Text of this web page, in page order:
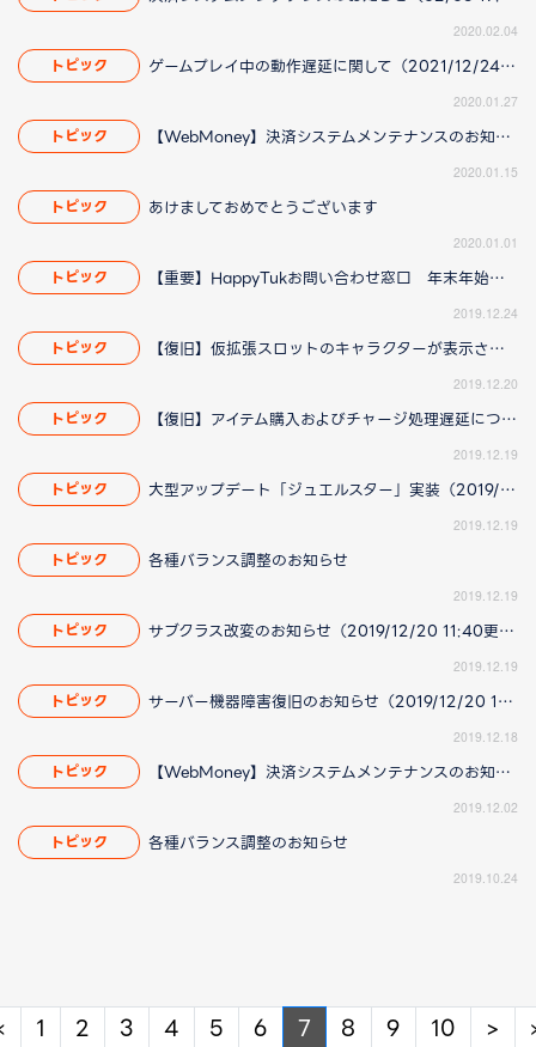
2020.02.04
トピック ゲームプレイ中の動作遅延に関して（2021/12/24 18:40更新）
2020.01.27
トピック 【WebMoney】決済システムメンテナンスのお知らせ
2020.01.15
トピック あけましておめでとうございます
2020.01.01
トピック 【重要】HappyTukお問い合わせ窓口 年末年始の営業についてのお知らせ
2019.12.24
トピック 【復旧】仮拡張スロットのキャラクターが表示されない問題に関して（2019/12/20 17:38更新）
2019.12.20
トピック 【復旧】アイテム購入およびチャージ処理遅延について
2019.12.19
トピック 大型アップデート「ジュエルスター」実装（2019/12/20 14:42更新）
2019.12.19
トピック 各種バランス調整のお知らせ
2019.12.19
トピック サブクラス改変のお知らせ（2019/12/20 11:40更新）
2019.12.19
トピック サーバー機器障害復旧のお知らせ（2019/12/20 15:38更新）
2019.12.18
トピック 【WebMoney】決済システムメンテナンスのお知らせ
2019.12.02
トピック 各種バランス調整のお知らせ
2019.10.24
Previous
1 2 3 4 5 6 7 8 9 10 >